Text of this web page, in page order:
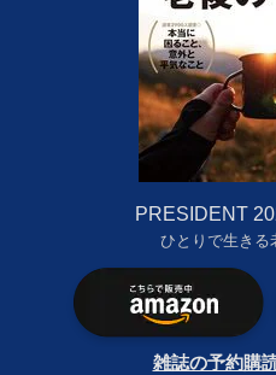
PRESIDENT
ひとりで生きる
雑誌の予約購